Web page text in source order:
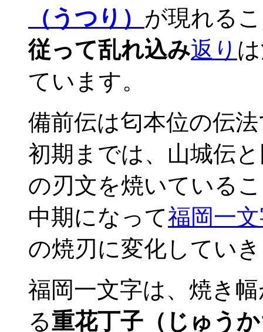
（うつり） が現れる
従って乱れ込み返り
ています。
備前伝は匂本位の伝
初期までは、山城伝
の刃文を焼いている
中期になって福岡一
の焼刃に変化してい
福岡一文字は、焼き
る重花丁子（じゅう